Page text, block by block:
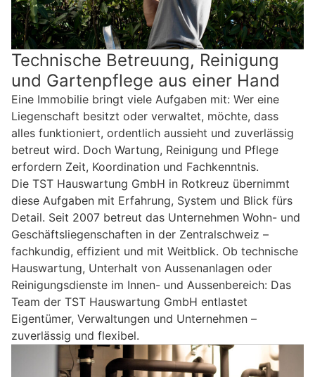
Technische Betreuung, Reinigung
und Gartenpflege aus einer Hand
Eine Immobilie bringt viele Aufgaben mit: Wer eine
Liegenschaft besitzt oder verwaltet, möchte, dass
alles funktioniert, ordentlich aussieht und zuverlässig
betreut wird. Doch Wartung, Reinigung und Pflege
erfordern Zeit, Koordination und Fachkenntnis.
Die TST Hauswartung GmbH in Rotkreuz übernimmt
diese Aufgaben mit Erfahrung, System und Blick fürs
Detail. Seit 2007 betreut das Unternehmen Wohn- und
Geschäftsliegenschaften in der Zentralschweiz –
fachkundig, effizient und mit Weitblick. Ob technische
Hauswartung, Unterhalt von Aussenanlagen oder
Reinigungsdienste im Innen- und Aussenbereich: Das
Team der TST Hauswartung GmbH entlastet
Eigentümer, Verwaltungen und Unternehmen –
zuverlässig und flexibel.